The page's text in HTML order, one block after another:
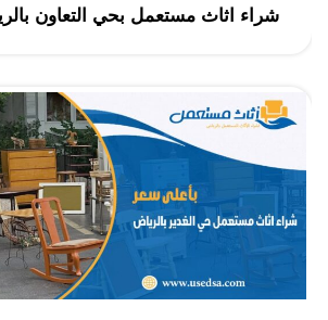
شراء اثاث مستعمل بحي التعاون